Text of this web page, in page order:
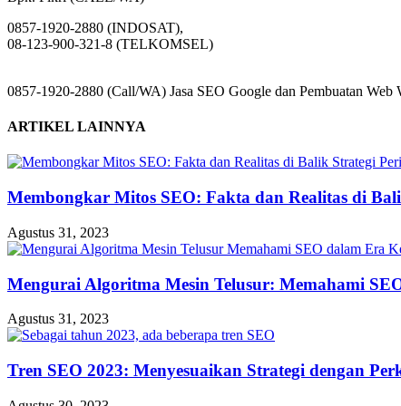
0857-1920-2880 (INDOSAT),
08-123-900-321-8 (TELKOMSEL)
0857-1920-2880 (Call/WA) Jasa SEO Google dan Pembuatan
ARTIKEL LAINNYA
Membongkar Mitos SEO: Fakta dan Realitas di
Agustus 31, 2023
Mengurai Algoritma Mesin Telusur: Memahami
Agustus 31, 2023
Tren SEO 2023: Menyesuaikan Strategi dengan